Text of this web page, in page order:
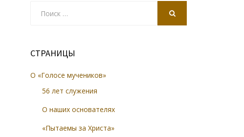
СТРАНИЦЫ
О «Голосе мучеников»
56 лет служения
О наших основателях
«Пытаемы за Христа»